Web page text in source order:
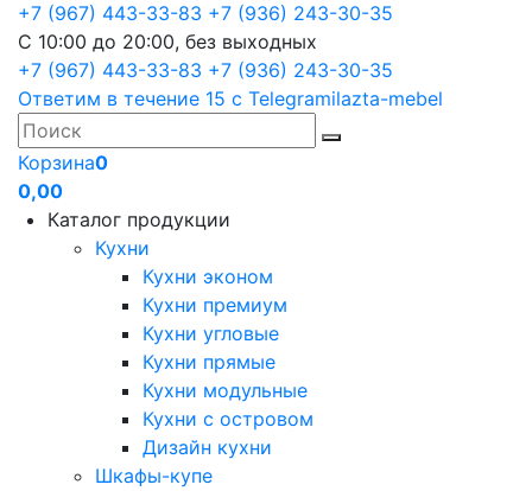
+7 (967) 443-33-83 +7 (936) 243-30-35
С 10:00 до 20:00, без выходных
+7 (967) 443-33-83 +7 (936) 243-30-35
Ответим в течение 15 с Telegramilazta-mebel
Корзина0
0,00
Каталог продукции
Кухни
Кухни эконом
Кухни премиум
Кухни угловые
Кухни прямые
Кухни модульные
Кухни с островом
Дизайн кухни
Шкафы-купе